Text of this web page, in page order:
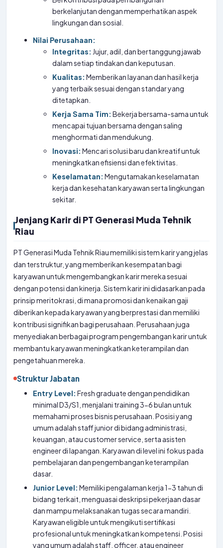
berkelanjutan dengan memperhatikan aspek
lingkungan dan sosial.
Nilai Perusahaan:
Integritas: Jujur, adil, dan bertanggung jawab
dalam setiap tindakan dan keputusan.
Kualitas: Memberikan layanan dan hasil kerja
yang terbaik sesuai dengan standar yang
ditetapkan.
Kerja Sama Tim: Bekerja bersama-sama untuk
mencapai tujuan bersama dengan saling
menghormati dan mendukung.
Inovasi: Mencari solusi baru dan kreatif untuk
meningkatkan efisiensi dan efektivitas.
Keselamatan: Mengutamakan keselamatan
kerja dan kesehatan karyawan serta lingkungan
sekitar.
Jenjang Karir di PT Generasi Muda Tehnik
Riau
PT Generasi Muda Tehnik Riau memiliki sistem karir yang jelas
dan terstruktur, yang memberikan kesempatan bagi
karyawan untuk mengembangkan karir mereka sesuai
dengan potensi dan kinerja. Sistem karir ini didasarkan pada
prinsip meritokrasi, di mana promosi dan kenaikan gaji
diberikan kepada karyawan yang berprestasi dan memiliki
kontribusi signifikan bagi perusahaan. Perusahaan juga
menyediakan berbagai program pengembangan karir untuk
membantu karyawan meningkatkan keterampilan dan
pengetahuan mereka.
Struktur Jabatan
Entry Level: Fresh graduate dengan pendidikan
minimal D3/S1, menjalani training 3-6 bulan untuk
memahami proses bisnis perusahaan. Posisi yang
umum adalah staff junior di bidang administrasi,
keuangan, atau customer service, serta asisten
engineer di lapangan. Karyawan di level ini fokus pada
pembelajaran dan pengembangan keterampilan
dasar.
Junior Level: Memiliki pengalaman kerja 1-3 tahun di
bidang terkait, menguasai deskripsi pekerjaan dasar
dan mampu melaksanakan tugas secara mandiri.
Karyawan eligible untuk mengikuti sertifikasi
profesional untuk meningkatkan kompetensi. Posisi
yang umum adalah staff, officer, atau engineer